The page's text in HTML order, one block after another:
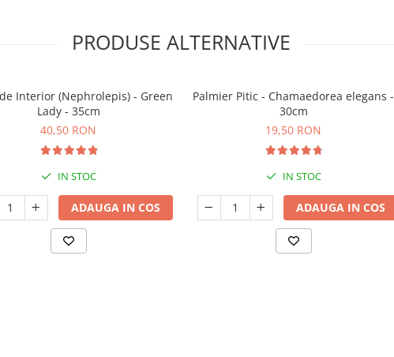
PRODUSE ALTERNATIVE
Interior (Nephrolepis) - Green
Lady - 35cm
40,50 RON
IN STOC
ADAUGA IN COS
Palmier Pitic - Chamaedorea elegans -
30cm
19,50 RON
IN STOC
ADAUGA IN COS